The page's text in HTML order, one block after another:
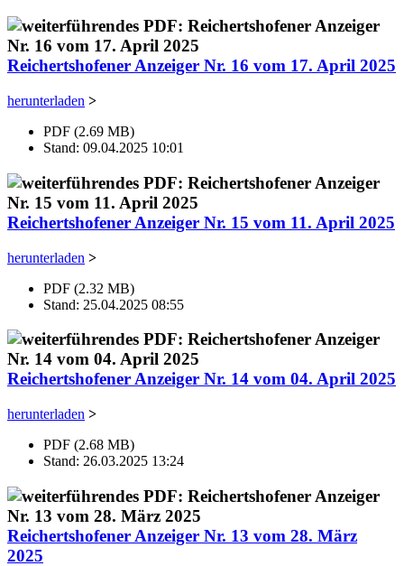
Reichertshofener Anzeiger Nr. 16 vom 17. April 2025
herunterladen >
PDF (2.69 MB)
Stand: 09.04.2025 10:01
Reichertshofener Anzeiger Nr. 15 vom 11. April 2025
herunterladen >
PDF (2.32 MB)
Stand: 25.04.2025 08:55
Reichertshofener Anzeiger Nr. 14 vom 04. April 2025
herunterladen >
PDF (2.68 MB)
Stand: 26.03.2025 13:24
Reichertshofener Anzeiger Nr. 13 vom 28. März
2025